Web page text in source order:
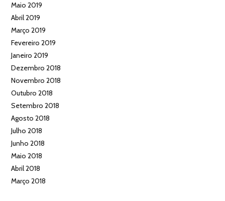
Maio 2019
Abril 2019
Março 2019
Fevereiro 2019
Janeiro 2019
Dezembro 2018
Novembro 2018
Outubro 2018
Setembro 2018
Agosto 2018
Julho 2018
Junho 2018
Maio 2018
Abril 2018
Março 2018